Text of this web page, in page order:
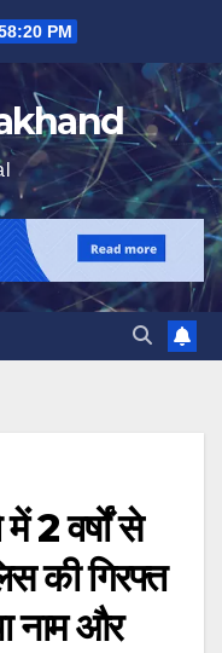
PM
2 वर्षों से
की गिरफ्त
नाम और